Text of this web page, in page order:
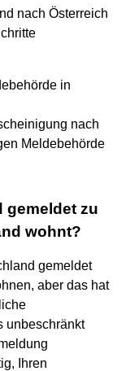
nach Österreich
in
nach
Meldebehörde
gemeldet zu
wohnt?
gemeldet
aber das hat
unbeschränkt
Ihren